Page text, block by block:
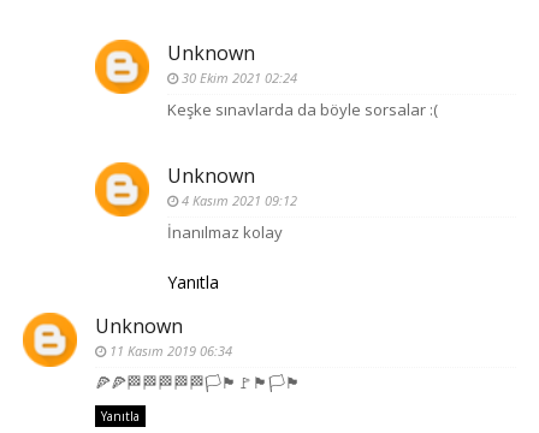
Unknown
30 Ekim 2021 02:24
Keşke sınavlarda da böyle sorsalar :(
Unknown
4 Kasım 2021 09:12
İnanılmaz kolay
Yanıtla
Unknown
11 Kasım 2019 06:34
🍕🍕🏁🏁🏁🏁🏁🏳🏴🚩🏴🏳🏴
Yanıtla